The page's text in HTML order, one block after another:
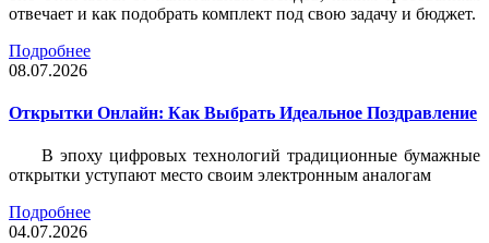
отвечает и как подобрать комплект под свою задачу и бюджет.
Подробнее
08.07.2026
Открытки Онлайн: Как Выбрать Идеальное Поздравление
В эпоху цифровых технологий традиционные бумажные
открытки уступают место своим электронным аналогам
Подробнее
04.07.2026